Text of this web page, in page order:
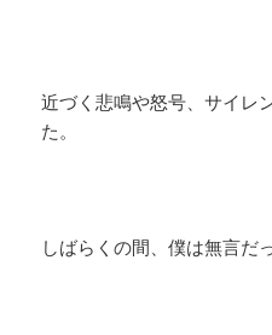
近づく悲鳴や怒号、サイレ
た。
しばらくの間、僕は無言だっ